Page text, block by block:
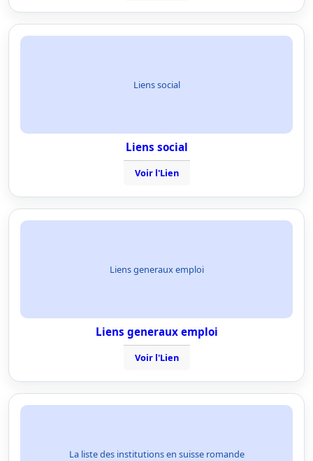
Liens social
Liens social
Voir l'Lien
Liens generaux emploi
Liens generaux emploi
Voir l'Lien
La liste des institutions en suisse romande